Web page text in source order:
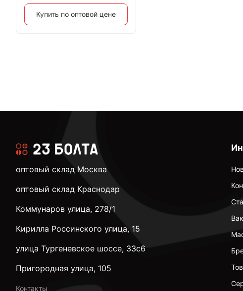
Купить по оптовой цене
оптовый склад Москва
оптовый склад Краснодар
Коммунаров улица, 278/1
Кирилла Россинского улица, 15
улица Тургеневское шоссе, 33с6
Пригородная улица, 105
Контакты